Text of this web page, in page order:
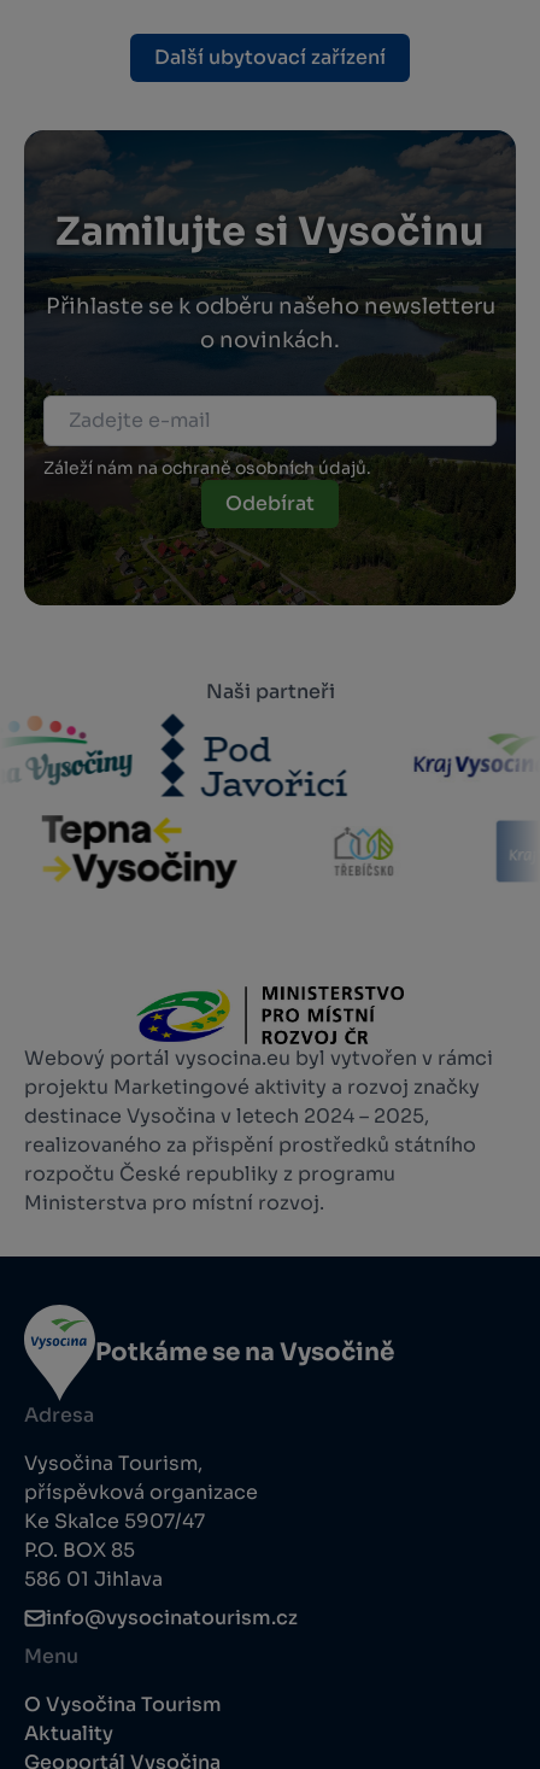
Další ubytovací zařízení
Zamilujte si Vysočinu
Přihlaste se k odběru našeho newsletteru
o novinkách.
Záleží nám na ochraně osobních údajů.
Odebírat
Naši partneři
Webový portál vysocina.eu byl vytvořen v rámci
projektu Marketingové aktivity a rozvoj značky
destinace Vysočina v letech 2024 – 2025,
realizovaného za přispění prostředků státního
rozpočtu České republiky z programu
Ministerstva pro místní rozvoj.
Potkáme se na Vysočině
Adresa
Vysočina Tourism,
příspěvková organizace
Ke Skalce 5907/47
P.O. BOX 85
586 01 Jihlava
info@vysocinatourism.cz
Menu
O Vysočina Tourism
Aktuality
Geoportál Vysočina